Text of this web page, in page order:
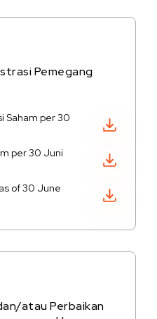
Pemegang
Saham per 30
per 30 Juni
of 30 June
atau Perbaikan